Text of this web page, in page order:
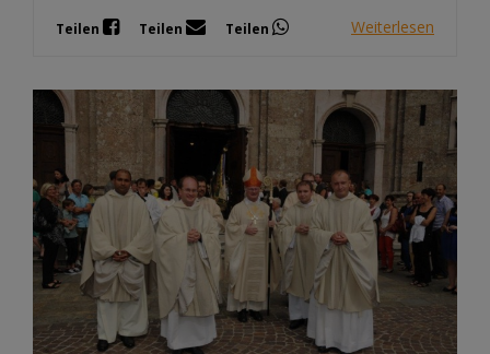
Teilen Teilen Teilen Weiterlesen